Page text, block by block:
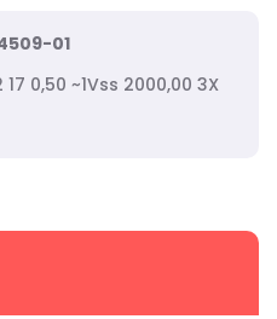
01
17 0,50 ~1Vss 2000,00 3X